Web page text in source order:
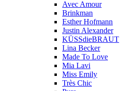
Avec Amour
Brinkman
Esther Hofmann
Justin Alexander
KÜSSdieBRAUT
Lina Becker
Made To Love
Mia Lavi
Miss Emily
Très Chic